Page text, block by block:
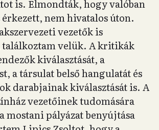
is. Elmondták, hogy valóban
érkezett, nem hivatalos úton.
vezetők is
találkoztam velük. A kritikák
kiválasztását, a
a társulat belső hangulatát és
darabjainak kiválasztását is. A
vezetőinek tudomására
mostani pályázat benyújtása